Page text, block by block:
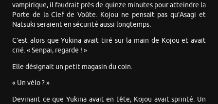
vampirique, il faudrait près de quinze minutes pour atteindre la
Porte de la Clef de Voûte. Kojou ne pensait pas qu’Asagi et
Natsuki seraient en sécurité aussi longtemps.
C’est alors que Yukina avait tiré sur la main de Kojou et avait
crié. « Senpai, regarde ! »
Elle désignait un petit magasin du coin.
« Un vélo ? »
Devinant ce que Yukina avait en tête, Kojou avait sprinté. Un